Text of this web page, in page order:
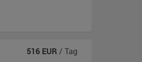
516 EUR / Tag